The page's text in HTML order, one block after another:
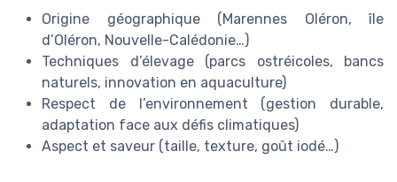
Origine géographique (Marennes Oléron, île
d’Oléron, Nouvelle-Calédonie…)
Techniques d’élevage (parcs ostréicoles, bancs
naturels, innovation en aquaculture)
Respect de l’environnement (gestion durable,
adaptation face aux défis climatiques)
Aspect et saveur (taille, texture, goût iodé…)